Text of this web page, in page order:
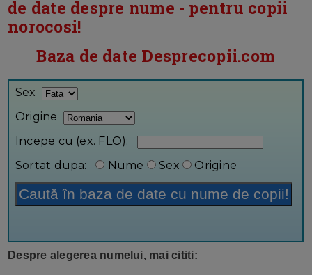
de date despre nume - pentru copii
norocosi!
Baza de date Desprecopii.com
Sex
Origine
Incepe cu (ex. FLO):
Sortat dupa:
Nume Sex Origine
Despre alegerea numelui, mai cititi: